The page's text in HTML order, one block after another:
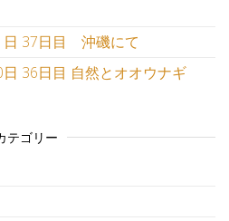
日 37日目 沖磯にて
36日目 自然とオオウナギ
テゴリー